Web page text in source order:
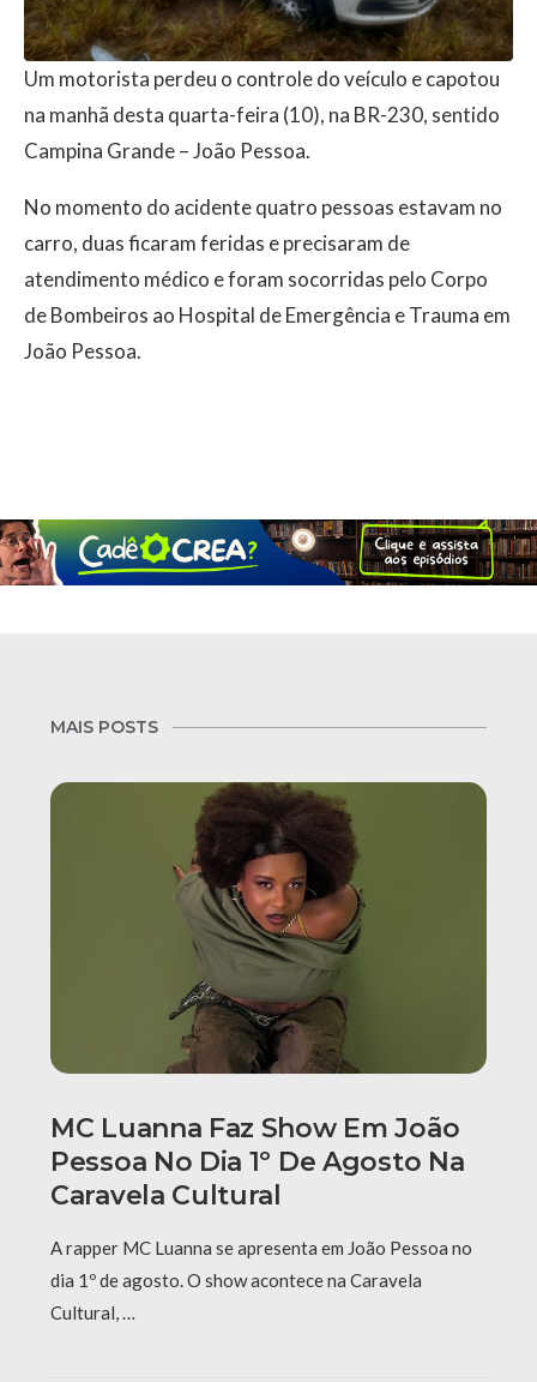
Um motorista perdeu o controle do veículo e capotou
na manhã desta quarta-feira (10), na BR-230, sentido
Campina Grande – João Pessoa.
No momento do acidente quatro pessoas estavam no
carro, duas ficaram feridas e precisaram de
atendimento médico e foram socorridas pelo Corpo
de Bombeiros ao Hospital de Emergência e Trauma em
João Pessoa.
MAIS POSTS
MC Luanna Faz Show Em João
Pessoa No Dia 1º De Agosto Na
Caravela Cultural
A rapper MC Luanna se apresenta em João Pessoa no
dia 1º de agosto. O show acontece na Caravela
Cultural, …